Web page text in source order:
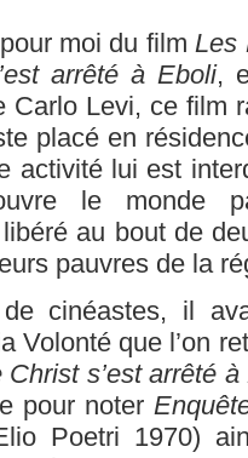
pour moi du filmLes
arrêté à Eboli,
Carlo Levi, ce film
placé en
activité lui est
le monde
au bout de
pauvres de la
de cinéastes, il
Volonté que l’on
Christ s’est arrêté
pour noter
Poetri 1970)